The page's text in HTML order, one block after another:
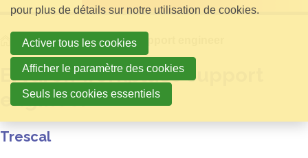
HomeErvaren workplace support engineer
Ervaren workplace support
engineer
Trescal
pour plus de détails sur notre utilisation de cookies.
Activer tous les cookies
Afficher le paramètre des cookies
Seuls les cookies essentiels